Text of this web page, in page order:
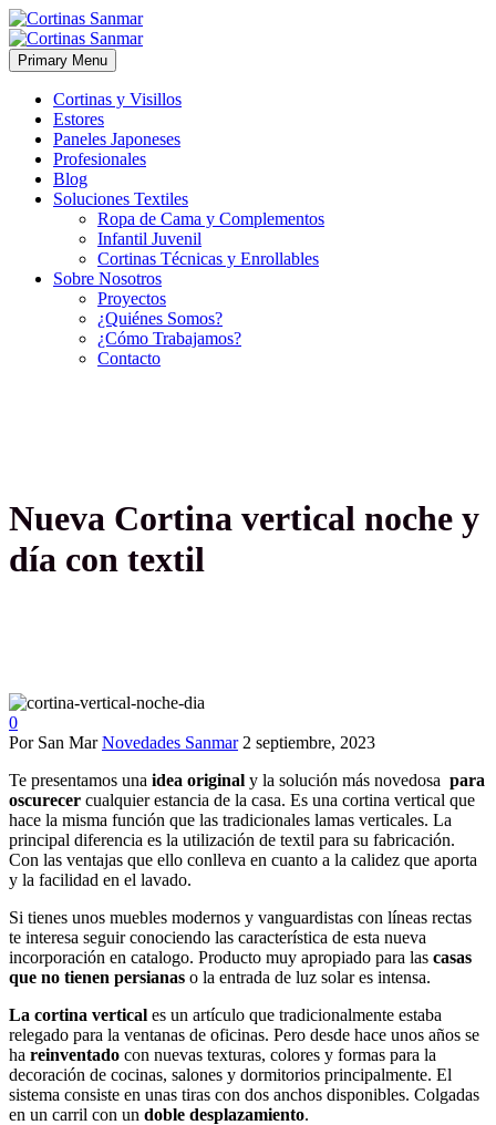
Primary Menu
Cortinas y Visillos
Estores
Paneles Japoneses
Profesionales
Blog
Soluciones Textiles
Ropa de Cama y Complementos
Infantil Juvenil
Cortinas Técnicas y Enrollables
Sobre Nosotros
Proyectos
¿Quiénes Somos?
¿Cómo Trabajamos?
Contacto
Nueva Cortina vertical noche y
día con textil
0
Por San Mar Novedades Sanmar 2 septiembre, 2023
Te presentamos una idea original y la solución más novedosa para
oscurecer cualquier estancia de la casa. Es una cortina vertical que
hace la misma función que las tradicionales lamas verticales. La
principal diferencia es la utilización de textil para su fabricación.
Con las ventajas que ello conlleva en cuanto a la calidez que aporta
y la facilidad en el lavado.
Si tienes unos muebles modernos y vanguardistas con líneas rectas
te interesa seguir conociendo las característica de esta nueva
incorporación en catalogo. Producto muy apropiado para las casas
que no tienen persianas o la entrada de luz solar es intensa.
La cortina vertical es un artículo que tradicionalmente estaba
relegado para la ventanas de oficinas. Pero desde hace unos años se
ha reinventado con nuevas texturas, colores y formas para la
decoración de cocinas, salones y dormitorios principalmente. El
sistema consiste en unas tiras con dos anchos disponibles. Colgadas
en un carril con un doble desplazamiento.